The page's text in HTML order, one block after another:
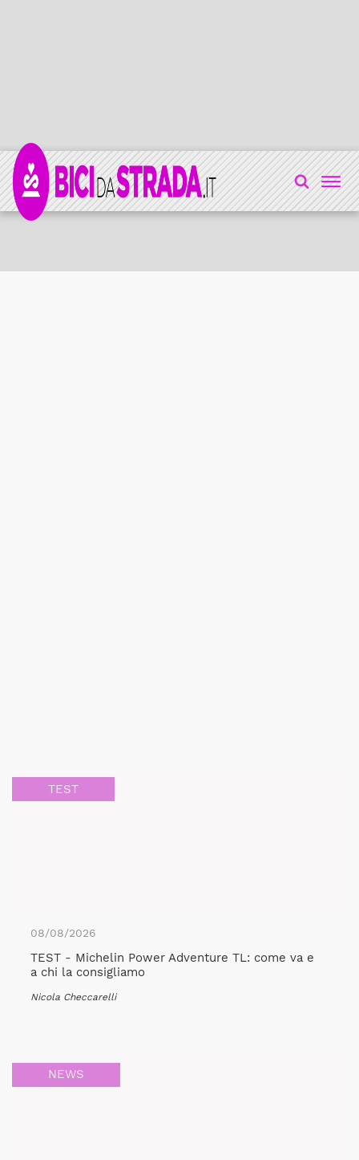
TEST
08/08/2026
TEST - Michelin Power Adventure TL: come va e
a chi la consigliamo
Nicola Checcarelli
NEWS